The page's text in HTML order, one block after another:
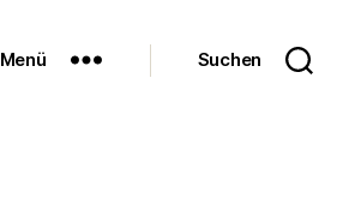
Menü Suchen